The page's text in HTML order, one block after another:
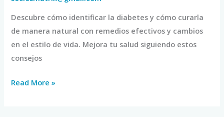
Descubre cómo identificar la diabetes y cómo curarla
de manera natural con remedios efectivos y cambios
en el estilo de vida. Mejora tu salud siguiendo estos
consejos
Read More »